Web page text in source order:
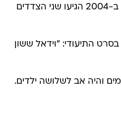
מחסלת את המותג שלו. ב-2004 הגיעו שני הצדדים
הוצג בסרט התיעודי: "וידאל ששון
והיה אב לשלושה ילדים.